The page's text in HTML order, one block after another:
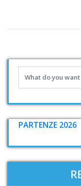
PARTENZE 2026